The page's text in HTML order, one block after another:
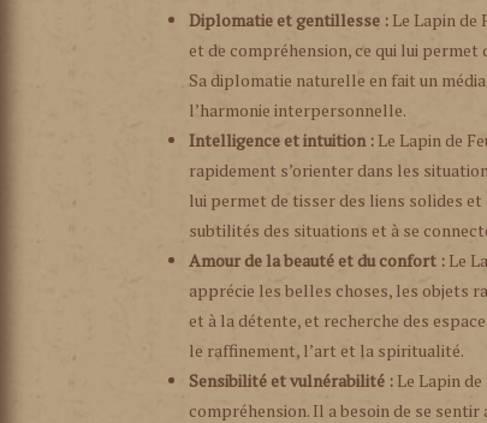
Diplomatie et gentillesse : Le Lapin de
et de compréhension, ce qui lui
Sa diplomatie naturelle en fait un
l’harmonie interpersonnelle.
Intelligence et intuition :Le Lapin de
rapidement s’orienter dans les
lui permet de tisser des liens solides
subtilités des situations et à se
Amour de la beauté et du confort : Le
apprécie les belles choses, les objets
et à la détente, et recherche des
le raffinement, l’art et la spiritualité.
Sensibilité et vulnérabilité : Le Lapin
compréhension. Il a besoin de se